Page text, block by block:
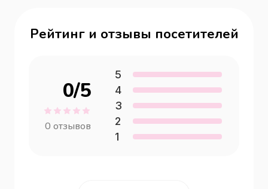
Рейтинг и отзывы посетителей
0/5
0 отзывов
5
4
3
2
1